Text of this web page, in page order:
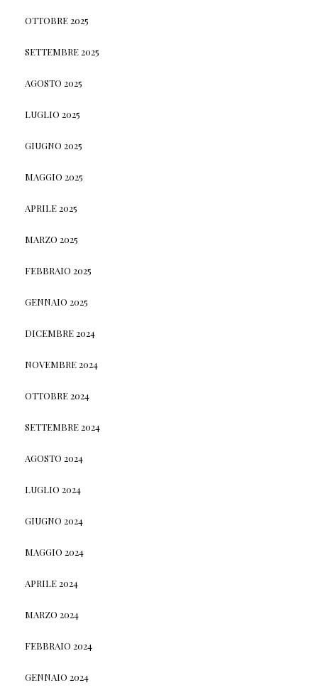
OTTOBRE 2025
SETTEMBRE 2025
AGOSTO 2025
LUGLIO 2025
GIUGNO 2025
MAGGIO 2025
APRILE 2025
MARZO 2025
FEBBRAIO 2025
GENNAIO 2025
DICEMBRE 2024
NOVEMBRE 2024
OTTOBRE 2024
SETTEMBRE 2024
AGOSTO 2024
LUGLIO 2024
GIUGNO 2024
MAGGIO 2024
APRILE 2024
MARZO 2024
FEBBRAIO 2024
GENNAIO 2024